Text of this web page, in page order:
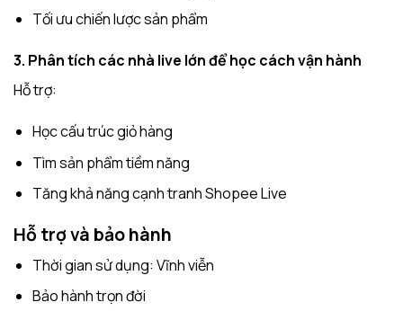
Tối ưu chiến lược sản phẩm
3. Phân tích các nhà live lớn để học cách vận hành
Hỗ trợ:
Học cấu trúc giỏ hàng
Tìm sản phẩm tiềm năng
Tăng khả năng cạnh tranh Shopee Live
Hỗ trợ và bảo hành
Thời gian sử dụng: Vĩnh viễn
Bảo hành trọn đời